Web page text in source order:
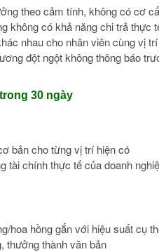
theo cảm tính, không có cơ
không có khả năng chi trả thực
nhau cho nhân viên cùng vị
đột ngột không thông báo
30 ngày
bản cho từng vị trí hiện có
tài chính thực tế của doanh
hoa hồng gắn với hiệu suất cụ
thưởng thành văn bản